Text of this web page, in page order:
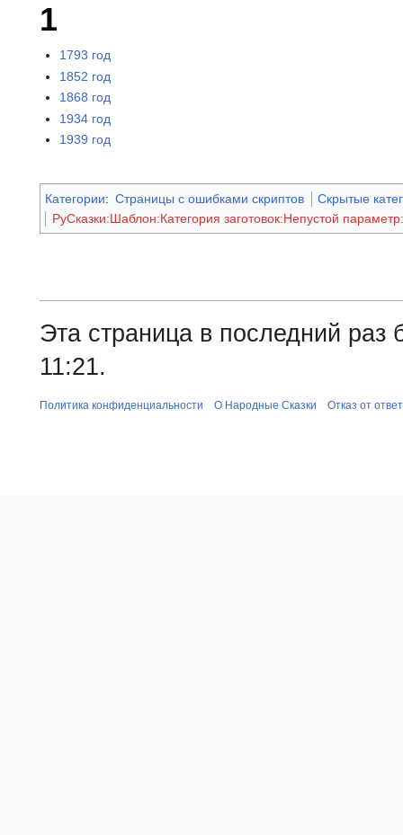
1
1793 год
1852 год
1868 год
1934 год
1939 год
Категории: Страницы с ошибками скриптов
Скрытые
РуСказки:Шаблон:Категория заготовок:Непустой
Эта страница в последний раз
11:21.
Политика конфиденциальности О Народные Сказки Отказ от